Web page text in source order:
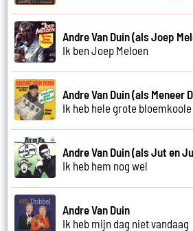
Andre Van Duin (als Joep
Ik ben Joep Meloen
Andre Van Duin (als Meneer
Ik heb hele grote bloemkoole
Andre Van Duin (als Jut en
Ik heb hem nog wel
Andre Van Duin
Ik heb mijn dag niet vandaag